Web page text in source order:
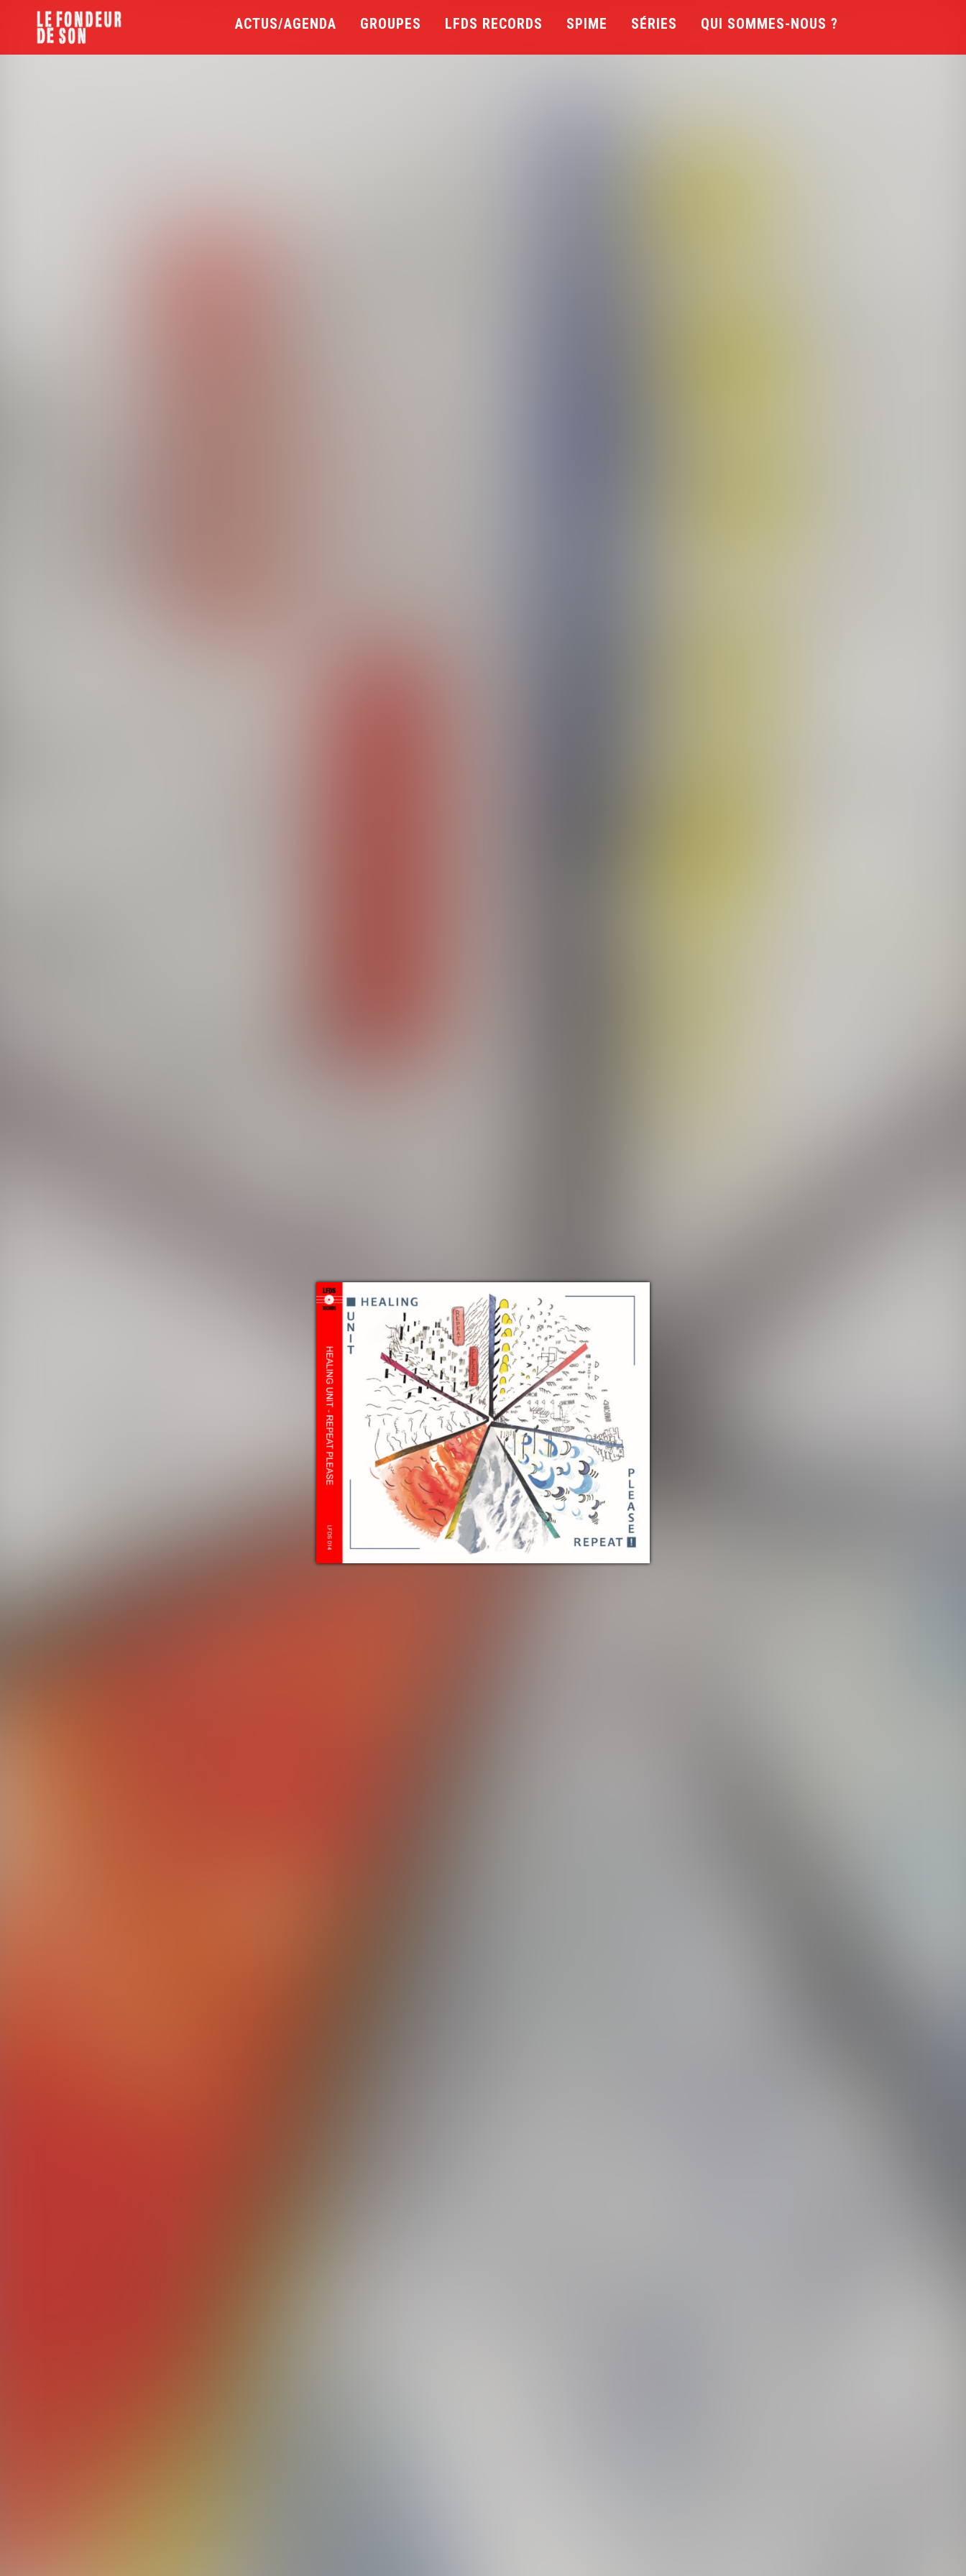
ACTUS/AGENDA GROUPES LFDS RECORDS SPIME SÉRIES QUI SOMMES-NOUS ?